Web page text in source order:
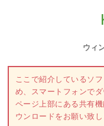
ウィ
ここで紹介しているソ
め、スマートフォンで
ページ上部にある共有
ウンロードをお願い致し